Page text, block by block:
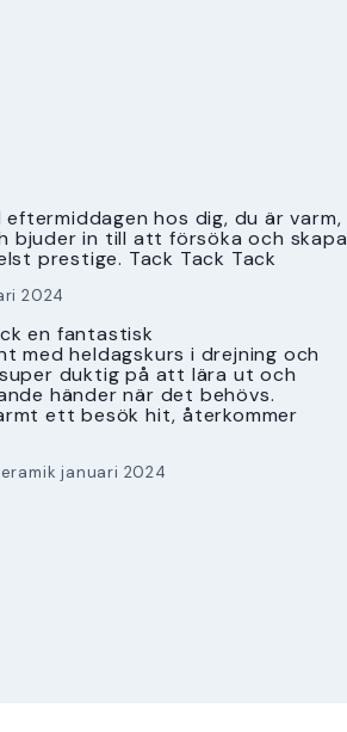
hos dig, du är varm,
bjuder in till att försöka och skapa
prestige. Tack Tack Tack
2024
en fantastisk
med heldagskurs i drejning och
duktig på att lära ut och
händer när det behövs.
ett besök hit, återkommer
januari 2024